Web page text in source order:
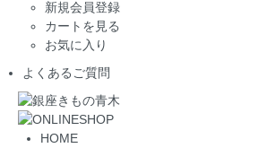
新規会員登録
カートを見る
お気に入り
よくあるご質問
HOME